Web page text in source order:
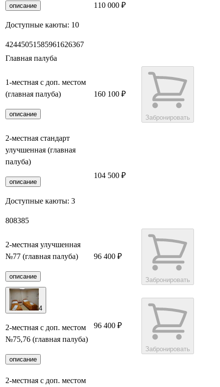
описание
Доступные каюты: 10
42445051 585961626367
110 000 ₽
Главная палуба
1-местная с доп. местом
(главная палуба)
описание
160 100 ₽
Забронировать
2-местная стандарт
улучшенная (главная
палуба)
описание
Доступные каюты: 3
808385
104 500 ₽
2-местная улучшенная
№77 (главная палуба)
описание
96 400 ₽
Забронировать
4
2-местная с доп. местом
№75,76 (главная палуба)
описание
96 400 ₽
Забронировать
2-местная с доп. местом